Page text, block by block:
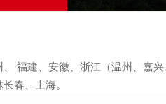
福建、安徽、浙江（温州、嘉
春、上海。